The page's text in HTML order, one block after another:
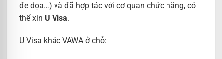
đe dọa…) và đã hợp tác với cơ quan chức năng, có
thể xin U Visa.
U Visa khác VAWA ở chỗ: